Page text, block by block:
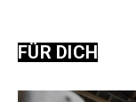
FÜR DICH